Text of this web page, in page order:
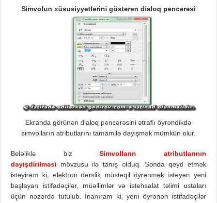
Simvolun xüsusiyyətlərini göstərən dialoq pəncərəsi
Ekranda görünən dialoq pəncərəsini ətraflı öyrəndikdə
simvolların atributlarını tamamilə dəyişmək mümkün olur.
Beləliklə bizSimvolların atributlarının
dəyişdirilməsi
mövzusu ilə tanış olduq. Sonda qeyd etmək
istəyirəm ki, elektron dərslik müstəqil öyrənmək istəyən yeni
başlayan istifadəçilər, müəllimlər və istehsalat təlimi ustaları
üçün nəzərdə tutulub. İnanıram ki, yeni öyrənən istifadəçilər